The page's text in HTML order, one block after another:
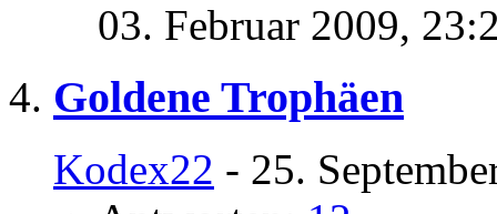
03. Februar 2009,
Goldene Trophäen
Kodex22 - 25.